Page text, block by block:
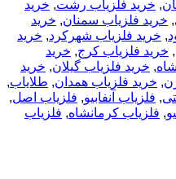
, خرید فلزیاب رشت, خرید
, خرید فلزیاب سمنان, خرید
, خرید فلزیاب شهرکرد, خرید
, خرید فلزیاب کرج, خرید
, خرید فلزیاب گیلان, خرید
, خرید فلزیاب همدان, طلایاب,
, فلزیاب آنفابیو, فلزیاب اصل,
, فلزیاب کرمانشاه, فلزیاب